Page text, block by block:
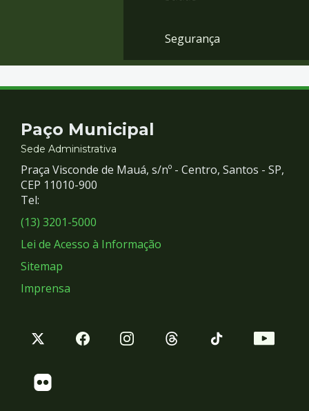
Segurança
Contato
e
Redes
Sociais
Paço Municipal
Sede Administrativa
Praça Visconde de Mauá, s/nº - Centro, Santos - SP,
CEP 11010-900
Tel:
(13) 3201-5000
Lei de Acesso à Informação
Sitemap
Imprensa